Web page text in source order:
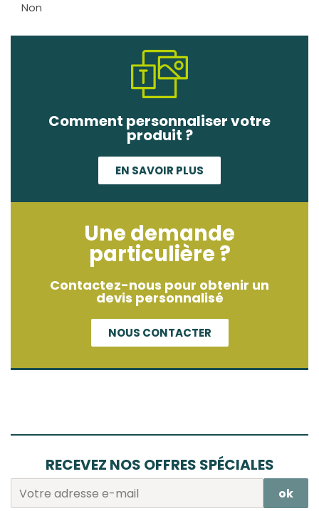
Non
Comment personnaliser votre
produit ?
EN SAVOIR PLUS
Une demande
particulière ?
Contactez-nous pour obtenir un
devis personnalisé
NOUS CONTACTER
RECEVEZ NOS OFFRES SPÉCIALES